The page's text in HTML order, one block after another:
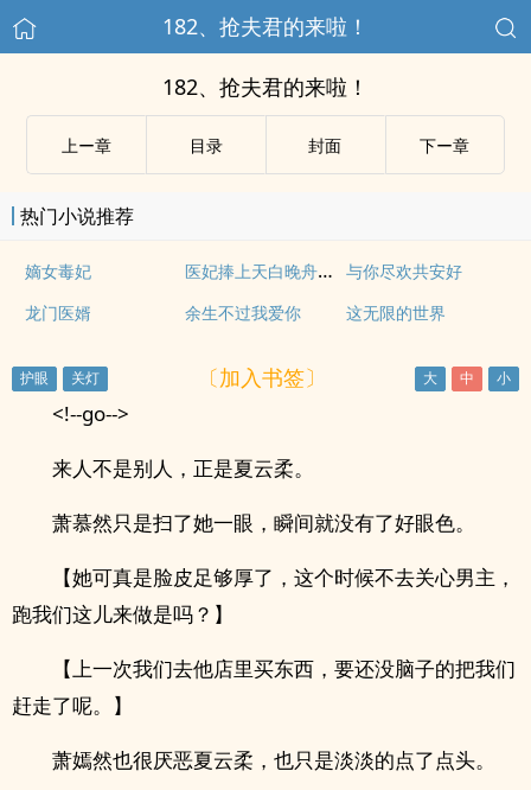
182、抢夫君的来啦！
182、抢夫君的来啦！
上ー章 目录 封面 下ー章
热门小说推荐
嫡女毒妃 医妃捧上天白晚舟南宫丞
与你尽欢共安好
龙门医婿
余生不过我爱你 这无限的世界
〔加入书签〕
<!--go-->
来人不是别人，正是夏云柔。
萧慕然只是扫了她一眼，瞬间就没有了好眼色。
【她可真是脸皮足够厚了，这个时候不去关心男主，
跑我们这儿来做是吗？】
【上一次我们去他店里买东西，要还没脑子的把我们
赶走了呢。】
萧嫣然也很厌恶夏云柔，也只是淡淡的点了点头。